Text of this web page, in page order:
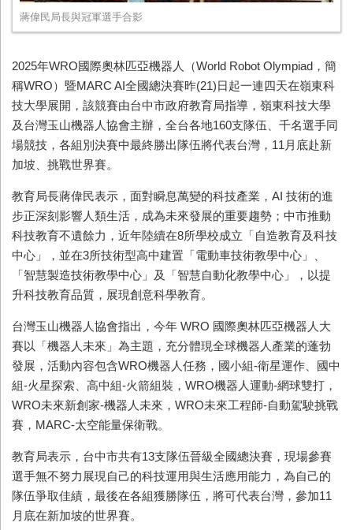
蔣偉民局長與冠軍選手合影
2025年WRO國際奧林匹亞機器人（World Robot Olympiad ，簡
稱WRO）暨MARC AI全國總決賽昨(21)日起一連四天在嶺東科
技大學展開，該競賽由台中市政府教育局指導，嶺東科技大學
及台灣玉山機器人協會主辦，全台各地160支隊伍、千名選手同
場競技，各組別決賽中最終勝出隊伍將代表台灣， 11 月底赴新
加坡、挑戰世界賽。
教育局長蔣偉民表示，面對瞬息萬變的科技產業， AI 技術的進
步正深刻影響人類生活，成為未來發展的重要趨勢；中市推動
科技教育不遺餘力，近年陸續在8所學校成立「自造教育及科技
中心」，並在3所技術型高中建置「電動車技術教學中心」、
「智慧製造技術教學中心」及「智慧自動化教學中心」，以提
升科技教育品質，展現創意科學教育。
台灣玉山機器人協會指出，今年 WRO 國際奧林匹亞機器人大
賽以「機器人未來」為主題，充分體現全球機器人產業的蓬勃
發展，活動內容包含WRO機器人任務，國小組-衛星運作、國中
組-火星探索、高中組-火箭組裝， WRO機器人運動-網球雙打，
WRO未來新創家-機器人未來， WRO未來工程師-自動駕駛挑戰
賽， MARC-太空能量保衛戰。
教育局表示，台中市共有13支隊伍晉級全國總決賽，現場參賽
選手無不努力展現自己的科技運用與生活應用能力，為自己的
隊伍爭取佳績，最後在各組獲勝隊伍，將可代表台灣，參加11
月底在新加坡的世界賽。